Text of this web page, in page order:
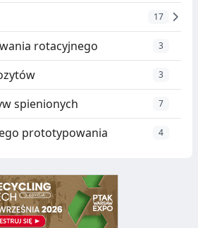
17
rotacyjnego 3
3
spienionych 7
prototypowania 4